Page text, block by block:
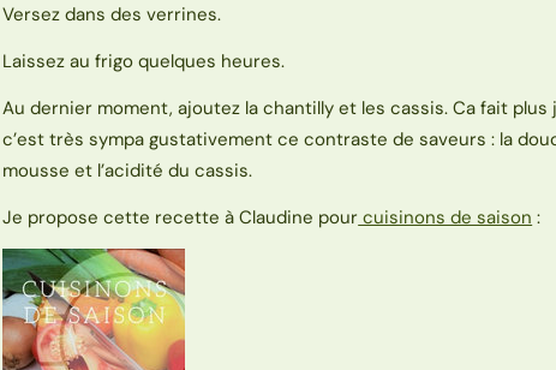
Versez dans des verrines.
Laissez au frigo quelques heures.
Au dernier moment, ajoutez la chantilly et les cassis. Ca fait plus
c’est très sympa gustativement ce contraste de saveurs : la
mousse et l’acidité du cassis.
Je propose cette recette à Claudine pour cuisinons de saison :